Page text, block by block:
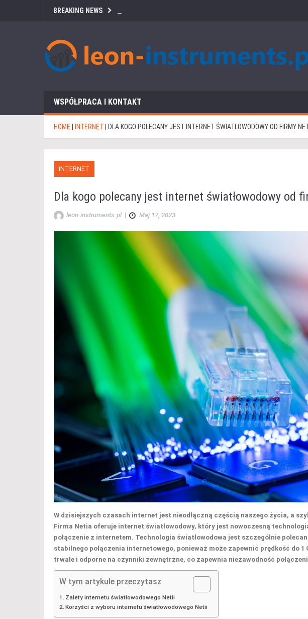
BREAKING NEWS
WSPÓŁPRACA I KONTAKT
HOME INTERNET DLA KOGO POLECANY JEST INTERNET ŚWIATŁOWODOWY OD FIRMY
INTERNET
Dla kogo polecany jest internet światłowodowy od
leon-instruments.pl | Maj 17, 2023
W dzisiejszych czasach internet jest nieodłączną częścią naszego życia, a
Firma Netia oferuje internet światłowodowy, który jest nowoczesną
połączenie z internetem. Technologia światłowodowa jest szczególnie
stabilnego połączenia internetowego, ponieważ może zapewnić prędkość do
trwałe i odporne na czynniki zewnętrzne, co zapewnia niezawodność
W tym artykule przeczytasz
Zalety internetu światłowodowego Netii
Korzyści z wyboru internetu światłowodowego Netii